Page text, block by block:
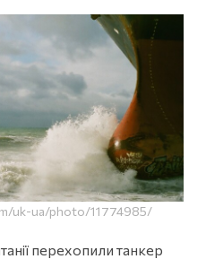
uk-ua/photo/11774985/
перехопили танкер